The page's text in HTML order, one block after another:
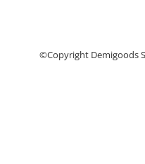
©Copyright Demigoods